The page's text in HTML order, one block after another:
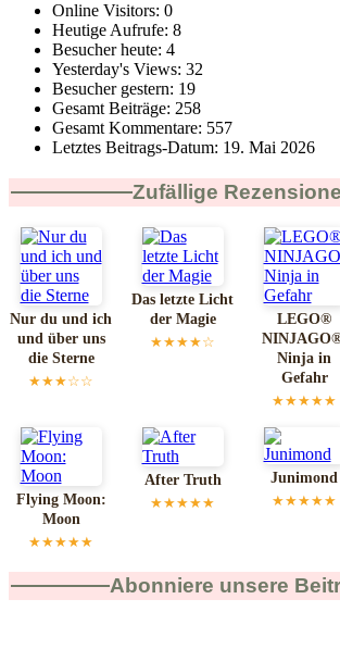
Online Visitors: 0
Heutige Aufrufe: 8
Besucher heute: 4
Yesterday's Views: 32
Besucher gestern: 19
Gesamt Beiträge: 258
Gesamt Kommentare: 557
Letztes Beitrags-Datum: 19. Mai 2026
Zufällige
Nur du und ich
und über uns
die Sterne
★★★☆☆
Das letzte Licht
der Magie
★★★★☆
LEGO®
Ninja in
Gefahr
★★★★★
Flying Moon:
Moon
★★★★★
After Truth
★★★★★
Junimond
★★★★★
Abonniere unsere